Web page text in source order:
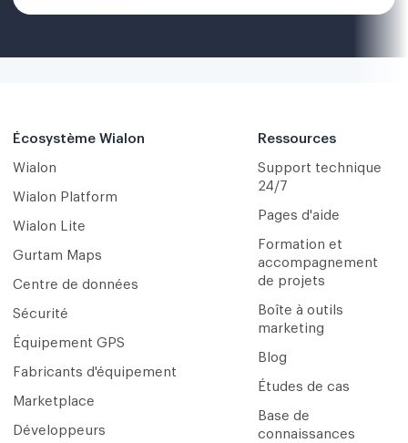
Écosystème Wialon
Wialon
Wialon Platform
Wialon Lite
Gurtam Maps
Centre de données
Sécurité
Équipement GPS
Fabricants d'équipement
Marketplace
Développeurs
Ressources
Support technique
24/7
Pages d'aide
Formation et
accompagnement
de projets
Boîte à outils
marketing
Blog
Études de cas
Base de
connaissances